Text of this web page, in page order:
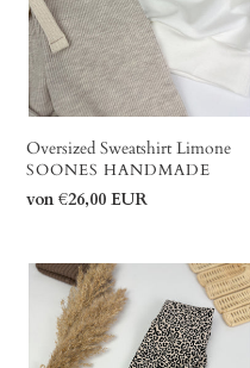
Oversized Sweatshirt Limone
VERKÄUFER
SOONES HANDMADE
Normaler
von €26,00 EUR
Leggings